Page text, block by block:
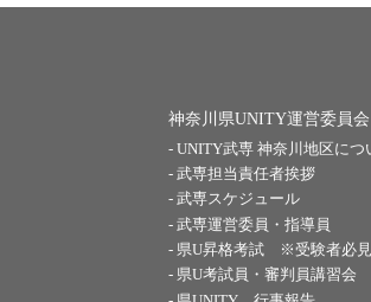
神奈川県UNITY運営委員会
UNITY武専 神奈川地区につ
武専担当責任者挨拶
武専スケジュール
武専運営委員・指導員
県U昇格考試 ※受験者必見
県U考試員・審判員講習会